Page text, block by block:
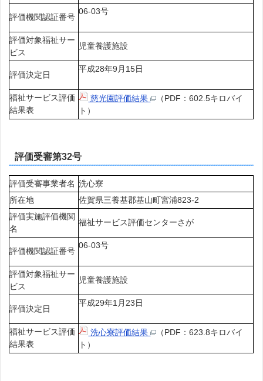
評価機関認証番号
06-03号
評価対象福祉サー
ビス
児童養護施設
評価決定日
平成28年9月15日
福祉サービス評価
結果表
慈光園評価結果
（PDF：602.5キロバイ
ト）
評価受審第32号
評価受審事業者名 洗心寮
所在地
佐賀県三養基郡基山町宮浦823-2
評価実施評価機関
名
福祉サービス評価センターさが
評価機関認証番号
06-03号
評価対象福祉サー
ビス
児童養護施設
評価決定日
平成29年1月23日
福祉サービス評価
結果表
洗心寮評価結果
（PDF：623.8キロバイ
ト）